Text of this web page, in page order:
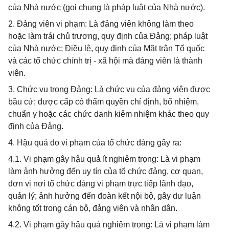
của Nhà nước (gọi chung là pháp luật của Nhà nước).
2. Đảng viên vi phạm: Là đảng viên không làm theo
hoặc làm trái chủ trương, quy định của Đảng; pháp luật
của Nhà nước; Điều lệ, quy định của Mặt trận Tổ quốc
và các tổ chức chính trị - xã hội mà đảng viên là thành
viên.
3. Chức vụ trong Đảng: Là chức vụ của đảng viên được
bầu cử; được cấp có thẩm quyền chỉ định, bổ nhiệm,
chuẩn y hoặc các chức danh kiêm nhiệm khác theo quy
định của Đảng.
4. Hậu quả do vi phạm của tổ chức đảng gây ra:
4.1. Vi phạm gây hậu quả ít nghiêm trọng: Là vi phạm
làm ảnh hưởng đến uy tín của tổ chức đảng, cơ quan,
đơn vị nơi tổ chức đảng vi phạm trực tiếp lãnh đạo,
quản lý; ảnh hưởng đến đoàn kết nội bộ, gây dư luận
không tốt trong cán bộ, đảng viên và nhân dân.
4.2. Vi phạm gây hậu quả nghiêm trọng: Là vi phạm làm